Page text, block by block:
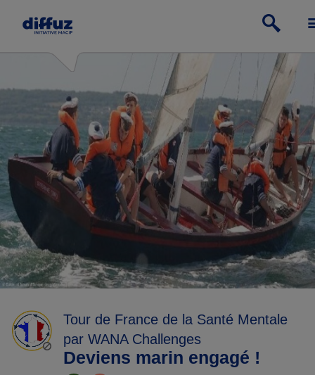
Tour de France de la Santé Mentale
par WANA Challenges
Deviens marin engagé !